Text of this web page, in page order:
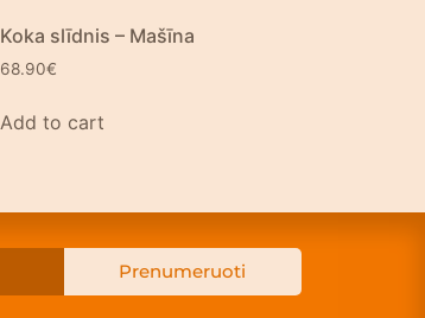
Koka slīdnis – Mašīna
68.90€
Add to cart
Prenumeruoti